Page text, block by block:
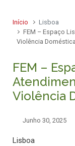
Início
Lisboa
FEM – Espaço
Violência Doméstica
FEM –
Violência
Junho 30, 2025
Lisboa